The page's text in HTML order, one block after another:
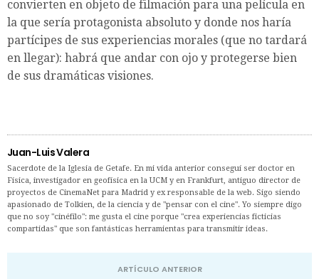
convierten en objeto de filmación para una película en
la que sería protagonista absoluto y donde nos haría
partícipes de sus experiencias morales (que no tardará
en llegar): habrá que andar con ojo y protegerse bien
de sus dramáticas visiones.
Juan-Luis Valera
Sacerdote de la Iglesia de Getafe. En mi vida anterior conseguí ser doctor en
Física, investigador en geofísica en la UCM y en Frankfurt, antiguo director de
proyectos de CinemaNet para Madrid y ex responsable de la web. Sigo siendo
apasionado de Tolkien, de la ciencia y de "pensar con el cine". Yo siempre digo
que no soy "cinéfilo": me gusta el cine porque "crea experiencias ficticias
compartidas" que son fantásticas herramientas para transmitir ideas.
ARTÍCULO ANTERIOR